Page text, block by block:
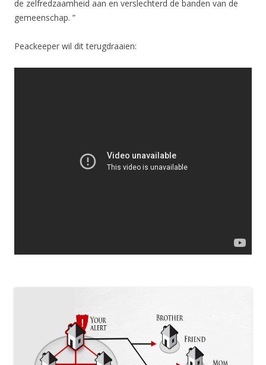
de zelfredzaamheid aan en verslechterd de banden van de
gemeenschap. ”
Peackeeper wil dit terugdraaien: